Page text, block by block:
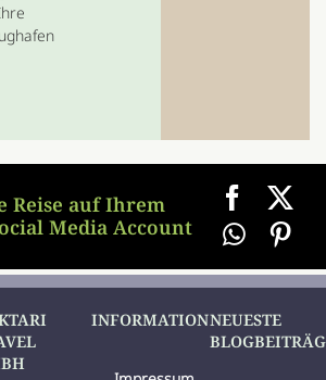
Reise auf Ihrem
Media Account
INFORMATIONNEUESTE